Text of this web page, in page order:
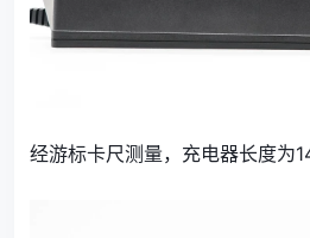
经游标卡尺测量，充电器长度为